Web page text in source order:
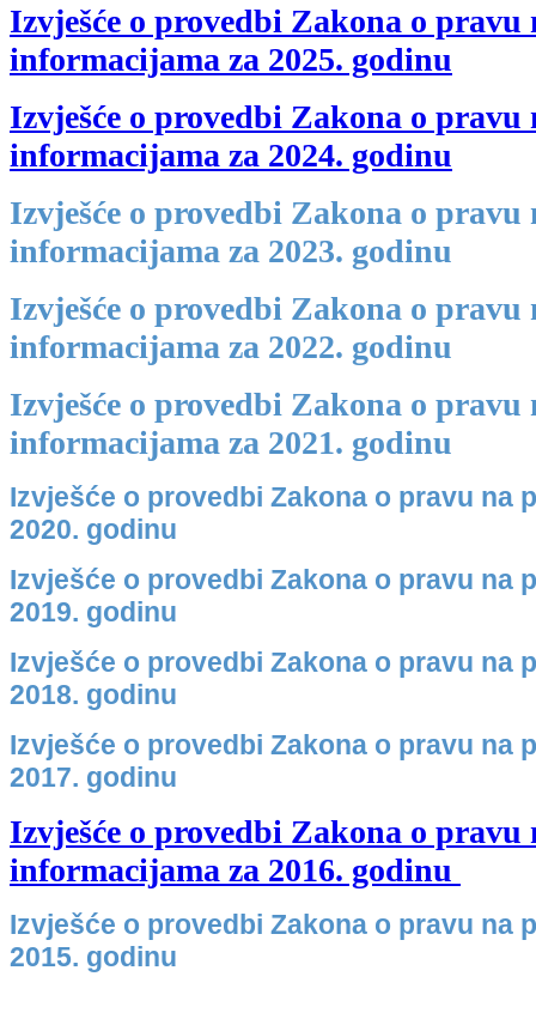
Izvješće o provedbi Zakona o
informacijama za 2025. godinu
Izvješće o provedbi Zakona o
informacijama za 2024. godinu
Izvješće o provedbi Zakona o
informacijama za 2023. godinu
Izvješće o provedbi Zakona o
informacijama za 2022. godinu
Izvješće o provedbi Zakona o
informacijama za 2021. godinu
Izvješće o provedbi Zakona o pravu na
2020. godinu
Izvješće o provedbi Zakona o pravu na
2019. godinu
Izvješće o provedbi Zakona o pravu na
2018. godinu
Izvješće o provedbi Zakona o pravu na
2017. godinu
Izvješće o provedbi Zakona o
informacijama za 2016. godinu
Izvješće o provedbi Zakona o pravu na
2015. godinu